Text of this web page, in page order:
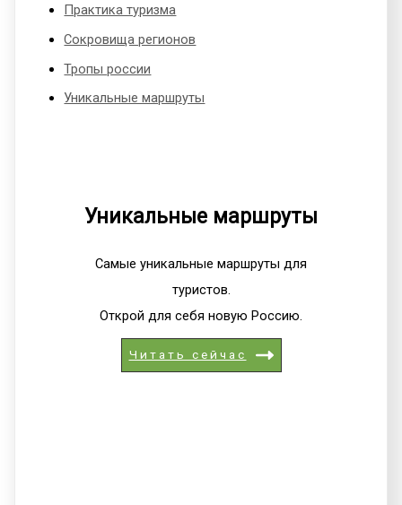
Практика туризма
Сокровища регионов
Тропы россии
Уникальные маршруты
Уникальные маршруты
Самые уникальные маршруты для
туристов.
Открой для себя новую Россию.
Читать сейчас